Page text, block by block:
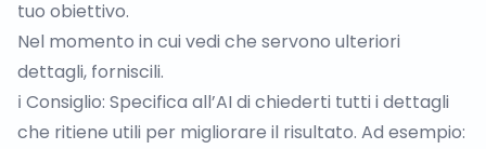
tuo obiettivo.
Nel momento in cui vedi che servono ulteriori
dettagli, forniscili.
ℹ️ Consiglio: Specifica all’AI di chiederti tutti i dettagli
che ritiene utili per migliorare il risultato. Ad esempio: